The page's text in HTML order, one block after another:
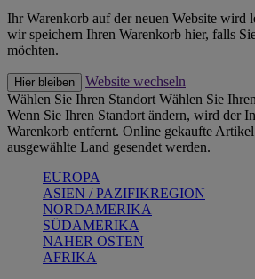
Ihr Warenkorb auf der neuen Website wird
wir speichern Ihren Warenkorb hier, falls
möchten.
Hier bleiben
Website wechseln
Wählen Sie Ihren Standort Wählen Sie
Wenn Sie Ihren Standort ändern, wird der
Warenkorb entfernt. Online gekaufte
ausgewählte Land gesendet werden.
EUROPA
ASIEN / PAZIFIKREGION
NORDAMERIKA
SÜDAMERIKA
NAHER OSTEN
AFRIKA